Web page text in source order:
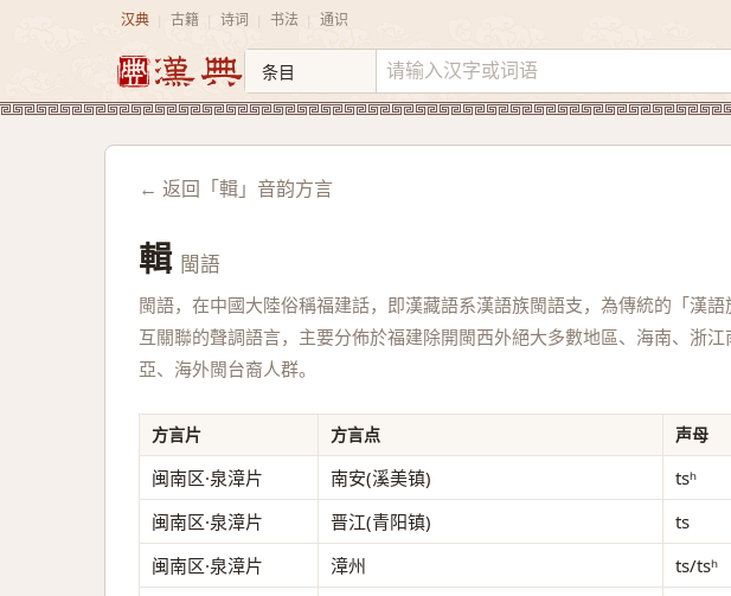
汉典 古籍 诗词 书法 通识
← 返回「輯」音韵方言
輯 閩語
閩語，在中國大陸俗稱福建話，即漢藏語系漢語族閩語支，為傳統的「漢
互關聯的聲調語言，主要分佈於福建除開閩西外絕大多數地區、海南、浙
亞、海外閩台裔人群。
方言片 方言点 声母
闽南区·泉漳片 南安(溪美镇) tsʰ
闽南区·泉漳片
晋江(青阳镇) ts
闽南区·泉漳片
漳州 ts/tsʰ